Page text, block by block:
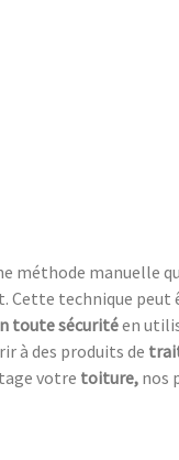
méthode manuelle
Cette technique peut
n toute sécuritéen
à des produits de
votre toiture, nos